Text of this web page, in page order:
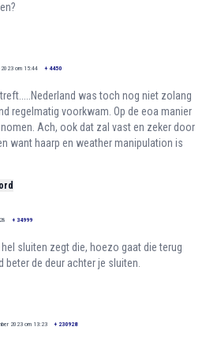
2023 om 15:44 + 4450
was toch nog niet zolang
regelmatig voorkwam. Op de eoa manier
Ach, ook dat zal vast en zeker door
want haarp en weather manipulation is
+ 34999
sluiten zegt die, hoezo gaat die terug
beter de deur achter je sluiten.
2023 om 13:23 + 230928